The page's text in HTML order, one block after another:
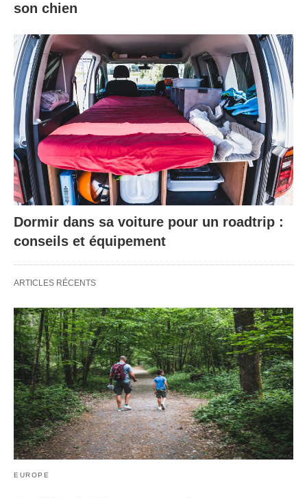
son chien
Dormir dans sa voiture pour un roadtrip :
conseils et équipement
ARTICLES RÉCENTS
EUROPE